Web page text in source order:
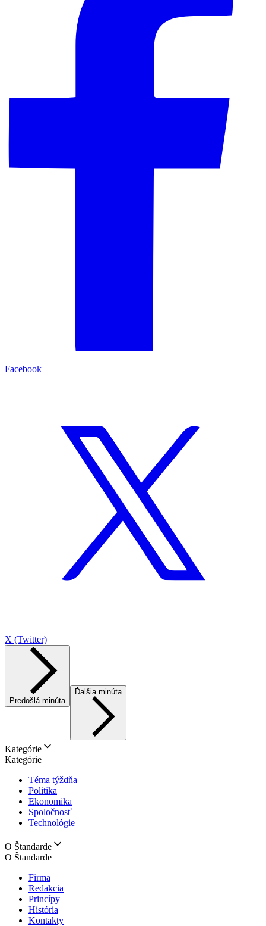
Facebook
X (Twitter)
Predošlá minúta
Ďalšia minúta
Kategórie
Kategórie
Téma týždňa
Politika
Ekonomika
Spoločnosť
Technológie
O Štandarde
O Štandarde
Firma
Redakcia
Princípy
História
Kontakty